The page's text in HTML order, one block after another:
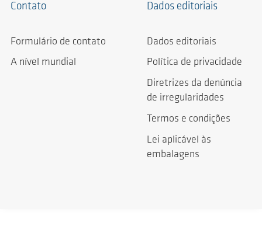
Contato
Formulário de contato
A nível mundial
Dados editoriais
Dados editoriais
Política de privacidade
Diretrizes da denúncia
de irregularidades
Termos e condições
Lei aplicável às
embalagens